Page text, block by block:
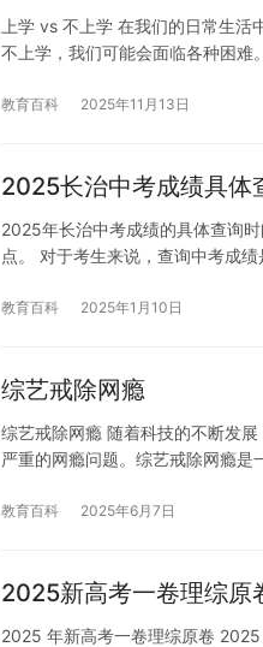
上学 vs 不上学 在我们的日常生
不上学，我们可能会面临各种困
教育百科 2025年11月13日
2025长治中考成绩具
2025年长治中考成绩的具体查询
点。 对于考生来说，查询中考成
教育百科 2025年1月10日
综艺戒除网瘾
综艺戒除网瘾 随着科技的不断发
严重的网瘾问题。综艺戒除网瘾
教育百科 2025年6月7日
2025新高考一卷理综原
2025 年新高考一卷理综原卷